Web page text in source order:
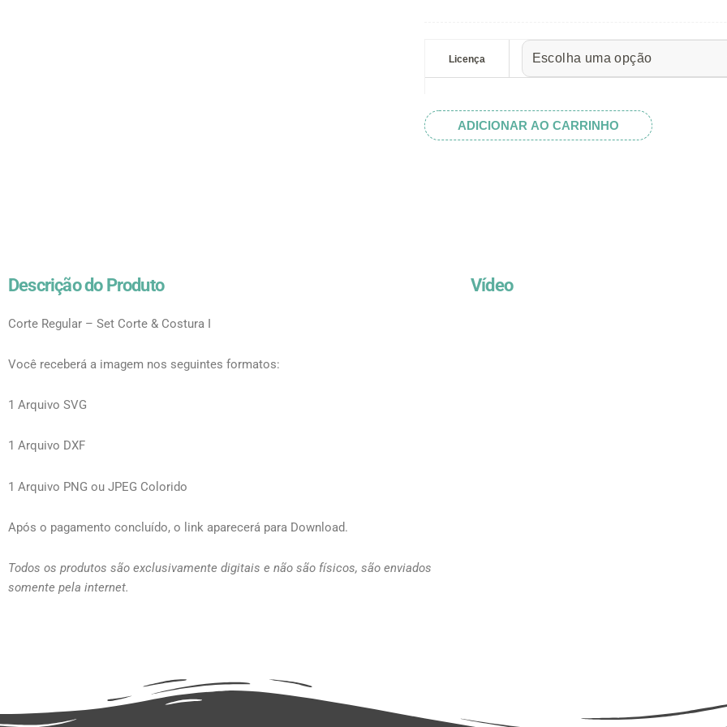
através
R$ 32.82
Licença
quantidadeADICIONAR AO CARRINHO
Descrição do Produto
Corte Regular – Set Corte & Costura I
Você receberá a imagem nos seguintes formatos:
1 Arquivo SVG
1 Arquivo DXF
1 Arquivo PNG ou JPEG Colorido
Após o pagamento concluído, o link aparecerá para Download.
Todos os produtos são exclusivamente digitais e não são físicos, são enviados
somente pela internet.
Vídeo